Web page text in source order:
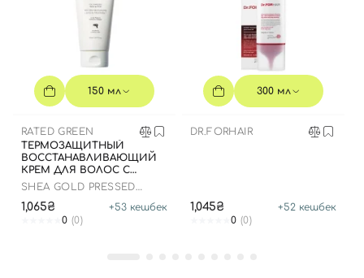
150 мл
RATED GREEN
ТЕРМОЗАЩИТНЫЙ
ВОССТАНАВЛИВАЮЩИЙ
КРЕМ ДЛЯ ВОЛОС С
МАСЛОМ ШИ, 150 МЛ
SHEA GOLD PRESSED
TREATMENT
1,065₴ +53 кешбек
0 (0)
300 мл
DR.FORHAIR
1,045₴ +52 кешбек
0 (0)